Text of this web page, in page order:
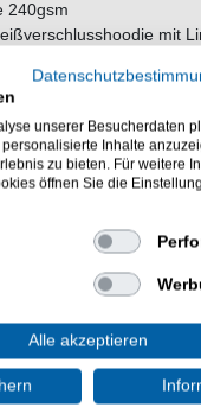
240gsm
mit
mit Reißverschluss
Aufdruck
mit
mit Silikonenden
und Hüftbündchen
Baumwolle, 20%
LW Zip Hoody Tan Ltd
für Angler. - HIER
unserer Besucherdaten
Inhalte
zu bieten. Für weitere
öffnen Sie die
Alle akzeptieren